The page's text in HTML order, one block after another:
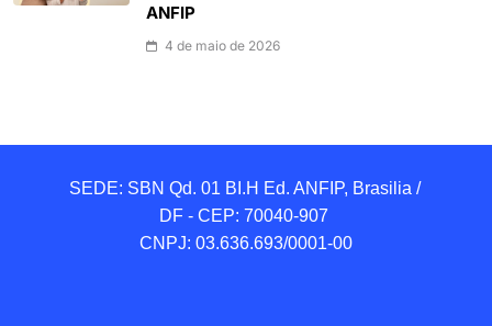
ANFIP
4 de maio de 2026
SEDE: SBN Qd. 01 BI.H Ed. ANFIP, Brasilia /
DF - CEP: 70040-907
CNPJ: 03.636.693/0001-00